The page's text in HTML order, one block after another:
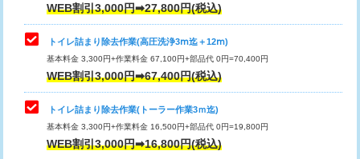
WEB割引3,000円➡27,800円(税込)
トイレ詰まり除去作業(高圧洗浄3ⅿ迄＋12ⅿ)
基本料金 3,300円+作業料金 67,100円+部品代 0円=70,400円
WEB割引3,000円➡67,400円(税込)
トイレ詰まり除去作業(トーラー作業3ｍ迄)
基本料金 3,300円+作業料金 16,500円+部品代 0円=19,800円
WEB割引3,000円➡16,800円(税込)